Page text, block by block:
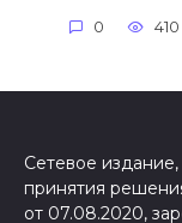
0 410
Сетевое
принятия
от 07.08.2020,